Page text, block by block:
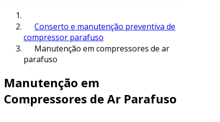
Conserto e manutenção preventiva de
compressor parafuso
Manutenção em compressores de ar
parafuso
Manutenção em
Compressores de Ar Parafuso